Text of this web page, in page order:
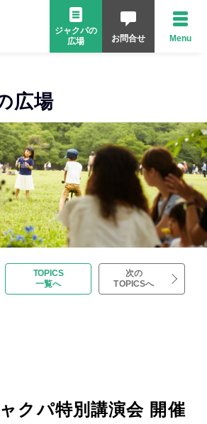
ジャクパの
広場
お問合せ Menu
広場
TOPICS
一覧へ
次の
TOPICSへ
クパ特別講演会 開催